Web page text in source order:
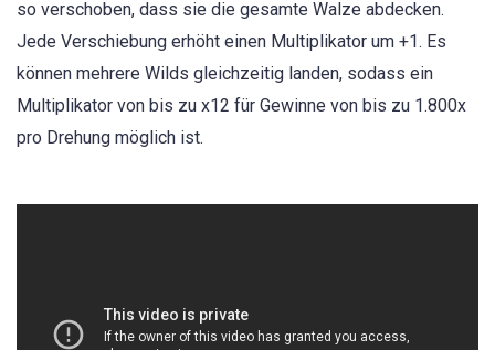
so verschoben, dass sie die gesamte Walze abdecken.
Jede Verschiebung erhöht einen Multiplikator um +1. Es
können mehrere Wilds gleichzeitig landen, sodass ein
Multiplikator von bis zu x12 für Gewinne von bis zu 1.800x
pro Drehung möglich ist.